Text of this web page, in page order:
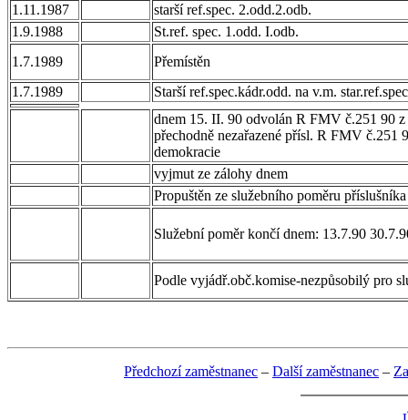
1.11.1987
starší ref.spec. 2.odd.2.odb.
1.9.1988
St.ref. spec. 1.odd. I.odb.
1.7.1989
Přemístěn
1.7.1989
Starší ref.spec.kádr.odd. na v.m.
dnem 15. II. 90 odvolán R FMV č.251 90
přechodně nezařazené přísl. R FMV č.251
demokracie
vyjmut ze zálohy dnem
Propuštěn ze služebního poměru
Služební poměr končí dnem: 13.7.90
Podle vyjádř.obč.komise-nezpůsobilý pro
Předchozí zaměstnanec – Další zaměstnanec –